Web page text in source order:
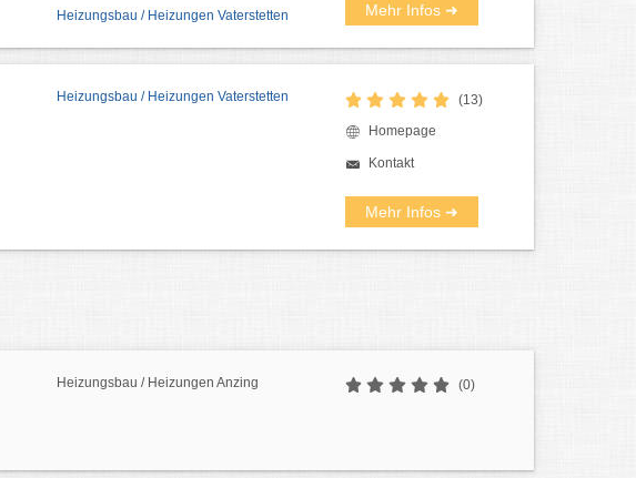
Heizungsbau / Heizungen Vaterstetten Mehr Infos ➜
Heizungsbau / Heizungen Vaterstetten (13)
Homepage
Kontakt
Mehr Infos ➜
Heizungsbau / Heizungen Anzing (0)